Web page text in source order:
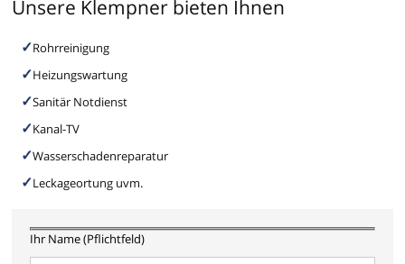
Unsere Klempner bieten Ihnen
Rohrreinigung
Heizungswartung
Sanitär Notdienst
Kanal-TV
Wasserschadenreparatur
Leckageortung uvm.
Ihr Name (Pflichtfeld)